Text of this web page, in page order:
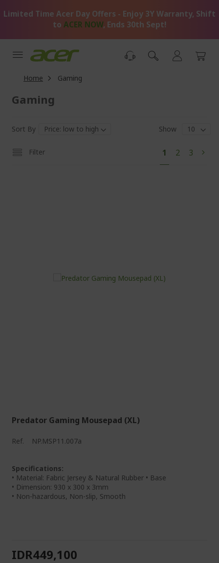
toLimited Time Acer Day Offers - Enjoy 3Y Warranty, Shift
to ACER NOW, Ends 30th Sept!
Home Gaming
Gaming
Sort By Show
Filter
You're
currently
1 Page
2 Page
3 Page
Next
Predator Gaming Mousepad (XL)
Ref. NP.MSP11.007a
Specifications:
• Material: Fabric Jersey & Natural Rubber • Base
• Dimension: 930 x 300 x 3mm
• Non-hazardous, Non-slip, Smooth
IDR449,100